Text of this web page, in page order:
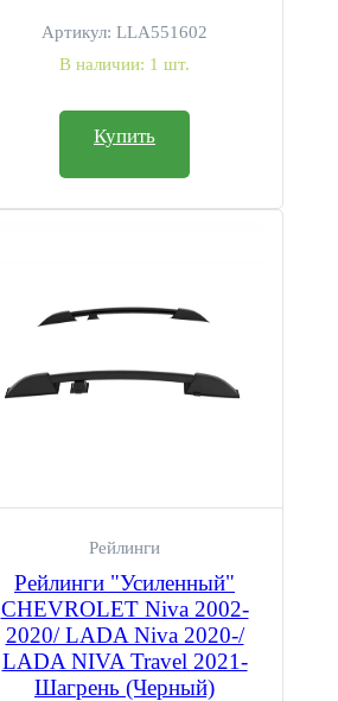
Артикул: LLA551602
В наличии: 1 шт.
Купить
Рейлинги
Рейлинги "Усиленный"
CHEVROLET Niva 2002-
2020/ LADA Niva 2020-/
LADA NIVA Travel 2021-
Шагрень (Черный)